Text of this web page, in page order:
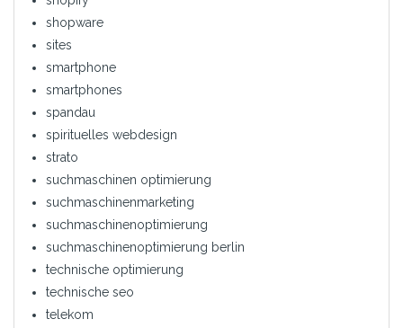
shopware
sites
smartphone
smartphones
spandau
spirituelles webdesign
strato
suchmaschinen optimierung
suchmaschinenmarketing
suchmaschinenoptimierung
suchmaschinenoptimierung berlin
technische optimierung
technische seo
telekom